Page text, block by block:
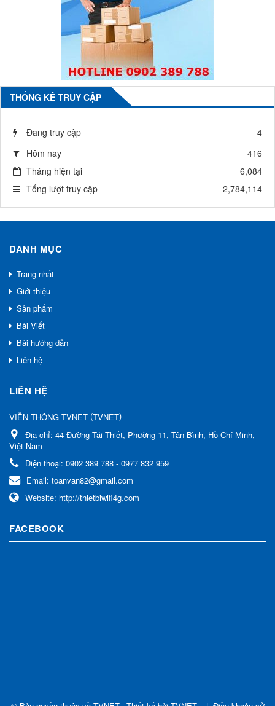
THỐNG KÊ TRUY CẬP
Đang truy cập
4
Hôm nay
416
Tháng hiện tại
6,084
Tổng lượt truy cập
2,784,114
DANH MỤC
Trang nhất
Giới thiệu
Sản phẩm
Bài Viết
Bài hướng dẫn
Liên hệ
LIÊN HỆ
VIỄN THÔNG TVNET (TVNET)
Địa chỉ: 44 Đường Tái Thiết, Phường 11, Tân Bình, Hồ Chí Minh,
Việt Nam
Điện thoại: 0902 389 788 - 0977 832 959
Email: toanvan82@gmail.com
Website: http://thietbiwifi4g.com
FACEBOOK